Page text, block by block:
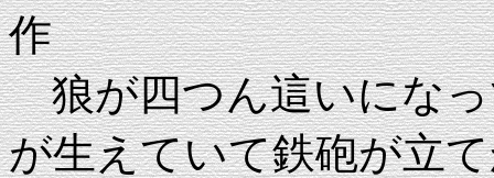
作
狼が四つん這いになっ
が生えていて鉄砲が立